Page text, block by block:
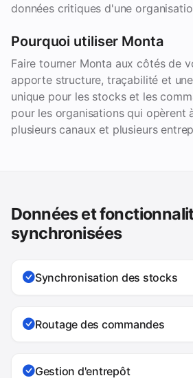
données critiques d'une
Pourquoi utiliser Monta
Faire tourner Monta aux côtés de
apporte structure, traçabilité et
unique pour les stocks et les
pour les organisations qui opèrent
plusieurs canaux et plusieurs
Données et
synchronisées
Synchronisation des stocks
Routage des commandes
Gestion d'entrepôt